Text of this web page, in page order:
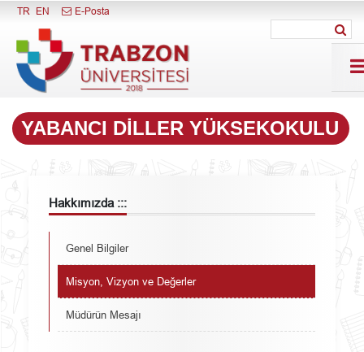
Menüyü Kapat
TR EN E-Posta
YABANCI DILLER YÜKSEKOKULU
Hakkımızda :::
Genel Bilgiler
Misyon, Vizyon ve Değerler
Müdürün Mesajı